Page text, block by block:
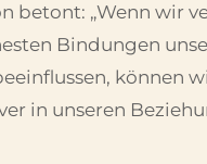
betont: „Wenn wir
Bindungen
können
in unseren